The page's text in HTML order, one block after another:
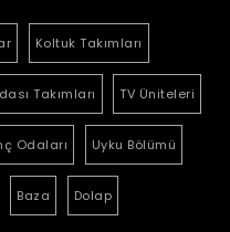
Koltuk Takımları
Takımları TV Üniteleri
Odaları Uyku Bölümü
Baza Dolap